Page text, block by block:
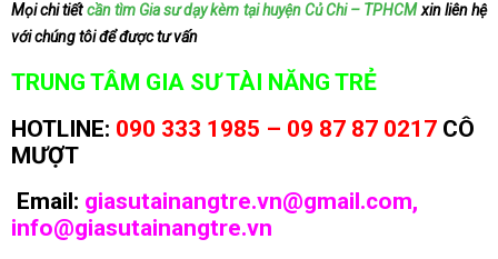
Mọi chi tiếtcần tìm Gia sư dạy kèm tại huyện Củ Chi – TPHCMxin liên hệ
với chúng tôi để được tư vấn
TRUNG TÂM GIA SƯ TÀI NĂNG TRẺ
HOTLINE: 090 333 1985 – 09 87 87 0217 CÔ
MƯỢT
Email: giasutainangtre.vn@gmail.com,
info@giasutainangtre.vn